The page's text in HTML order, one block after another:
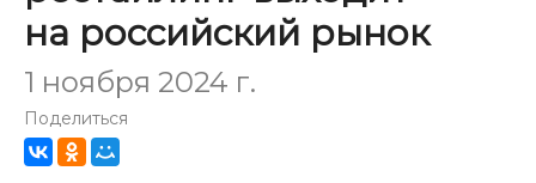
на российский рынок
1 ноября 2024 г.
Поделиться